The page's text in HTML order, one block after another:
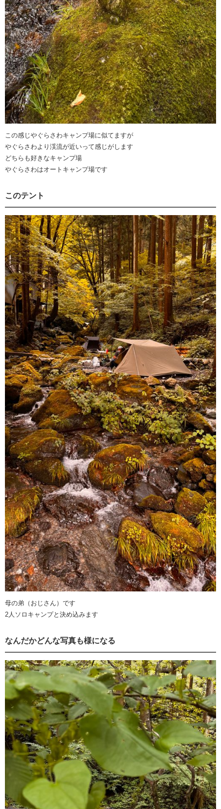
この感じやぐらさわキャンプ場に似てますが
やぐらさわより渓流が近いって感じがします
どちらも好きなキャンプ場
やぐらさわはオートキャンプ場です
このテント
母の弟（おじさん）です
2人ソロキャンプと決め込みます
なんだかどんな写真も様になる